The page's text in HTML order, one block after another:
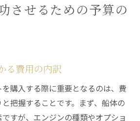
させるための予算の
る費用の内訳
購入する際に重要となるのは、費
把握することです。まず、船体の
すが、エンジンの種類やオプショ